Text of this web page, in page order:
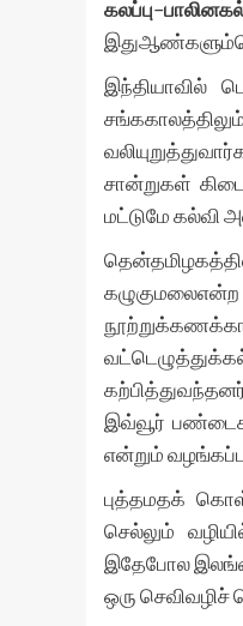
கலப்பு–
இந்தியாவில்
சான்றுகள்
மட்டுமே கல்வி
இவ்வூர்
என்றும்
புத்தமதக்
செல்லும்
இதேபோல
ஒரு செவிவழிச்